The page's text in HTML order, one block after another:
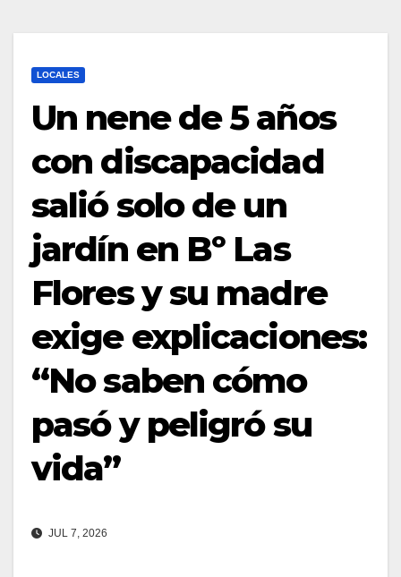
LOCALES
Un nene de 5 años
con discapacidad
salió solo de un
jardín en Bº Las
Flores y su madre
exige explicaciones:
“No saben cómo
pasó y peligró su
vida”
JUL 7, 2026